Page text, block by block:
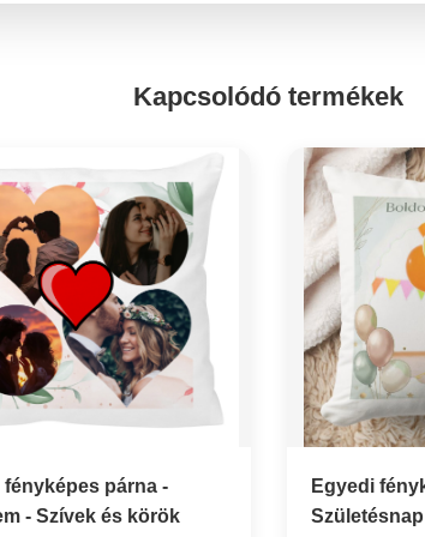
Kapcsolódó termékek
fényképes párna -
- Szívek és körök
Egyedi